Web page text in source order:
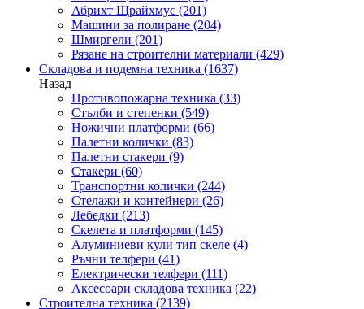
Абрихт Щрайхмус (201)
Машини за полиране (204)
Шмиргели (201)
Рязане на строителни материали (429)
Складова и подемна техника (1637)
Назад
Противопожарна техника (33)
Стълби и степенки (549)
Ножични платформи (66)
Палетни колички (83)
Палетни стакери (9)
Стакери (60)
Транспортни колички (244)
Стелажи и контейнери (26)
Лебедки (213)
Скелета и платформи (145)
Алуминиеви кули тип скеле (4)
Ръчни телфери (41)
Електрически телфери (111)
Аксесоари складова техника (22)
Строителна техника (2139)